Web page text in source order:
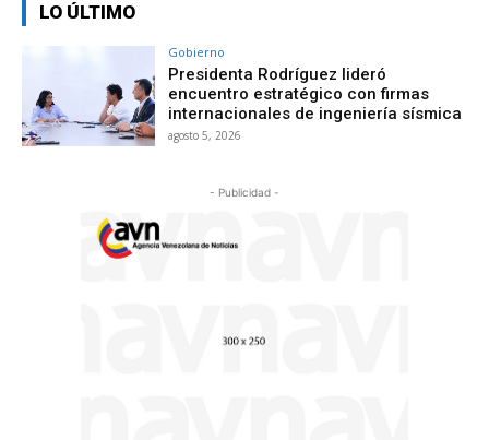
LO ÚLTIMO
Gobierno
Presidenta Rodríguez lideró
encuentro estratégico con firmas
internacionales de ingeniería sísmica
agosto 5, 2026
- Publicidad -